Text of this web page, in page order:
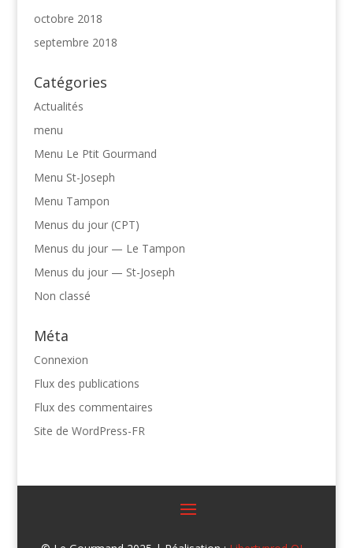
octobre 2018
septembre 2018
Catégories
Actualités
menu
Menu Le Ptit Gourmand
Menu St-Joseph
Menu Tampon
Menus du jour (CPT)
Menus du jour — Le Tampon
Menus du jour — St-Joseph
Non classé
Méta
Connexion
Flux des publications
Flux des commentaires
Site de WordPress-FR